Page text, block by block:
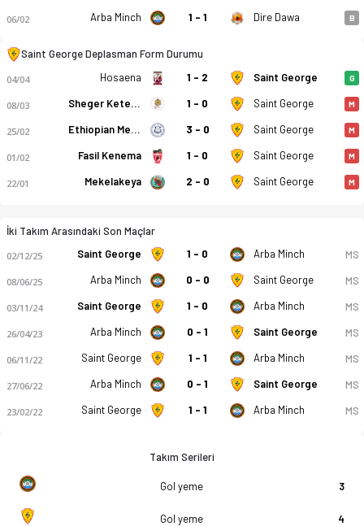
06/02 Arba Minch 1 - 1 Dire Dawa B
Saint George Deplasman Form Durumu
04/04 Hosaena 1 - 2 Saint George G
08/03 Sheger Ketema 1 - 0 Saint George M
25/02 Ethiopian Medhin 3 - 0 Saint George M
01/02 Fasil Kenema 1 - 0 Saint George M
22/01 Mekelakeya 2 - 0 Saint George M
İki Takım Arasındaki Son Maçlar
02/12/25 Saint George 1 - 0 Arba Minch MS
08/06/25 Arba Minch 0 - 0 Saint George MS
03/11/24 Saint George 1 - 0 Arba Minch MS
26/04/23 Arba Minch 0 - 1 Saint George MS
06/11/22 Saint George 1 - 1 Arba Minch MS
27/06/22 Arba Minch 0 - 1 Saint George MS
23/02/22 Saint George 1 - 1 Arba Minch MS
Takım Serileri
Gol yeme 3
Gol yeme 4